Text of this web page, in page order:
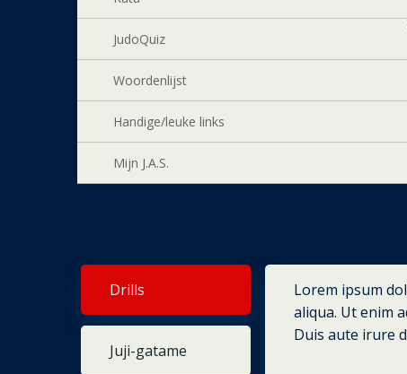
JudoQuiz
Woordenlijst
Handige/leuke links
Mijn J.A.S.
Drills
Juji-gatame
Lorem ipsum
aliqua. Ut enim
Duis aute irure